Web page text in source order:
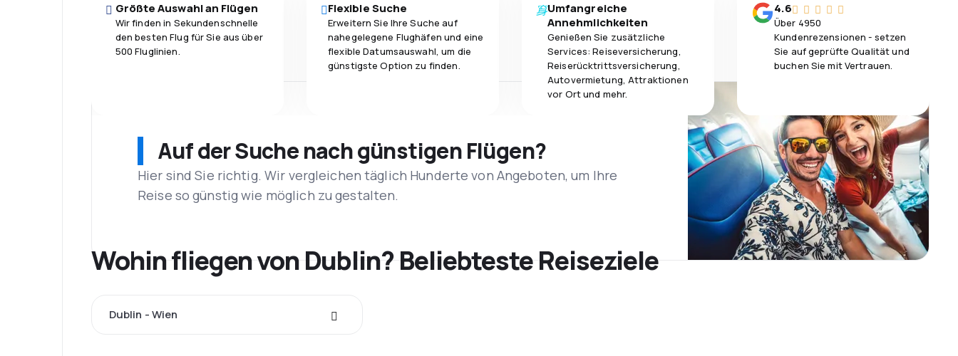
Größte Auswahl an Flügen
Wir finden in Sekundenschnelle
den besten Flug für Sie aus über
500 Fluglinien.
Flexible Suche
Erweitern Sie Ihre Suche auf
nahegelegene Flughäfen und eine
flexible Datumsauswahl, um die
günstigste Option zu finden.
Umfangreiche
Annehmlichkeiten
Genießen Sie zusätzliche
Services: Reiseversicherung,
Reiserücktrittsversicherung,
Autovermietung, Attraktionen
vor Ort und mehr.
4.6
Über 4950
Kundenrezensionen - setzen
Sie auf geprüfte Qualität und
buchen Sie mit Vertrauen.
Auf der Suche nach günstigen Flügen?
Hier sind Sie richtig. Wir vergleichen täglich Hunderte von Angeboten, um Ihre
Reise so günstig wie möglich zu gestalten.
Wohin fliegen von Dublin? Beliebteste Reiseziele
Dublin - Wien